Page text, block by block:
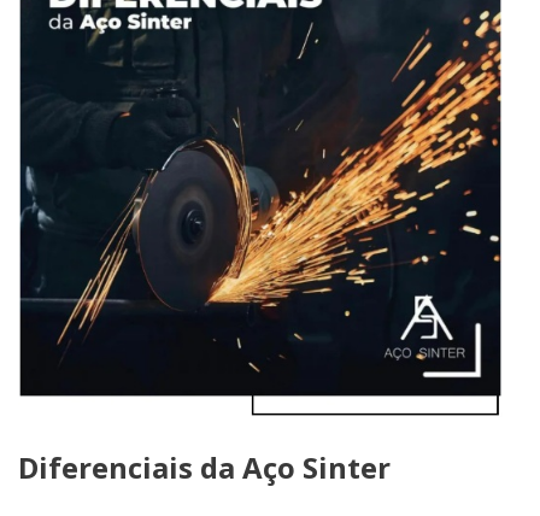
Diferenciais da Aço Sinter